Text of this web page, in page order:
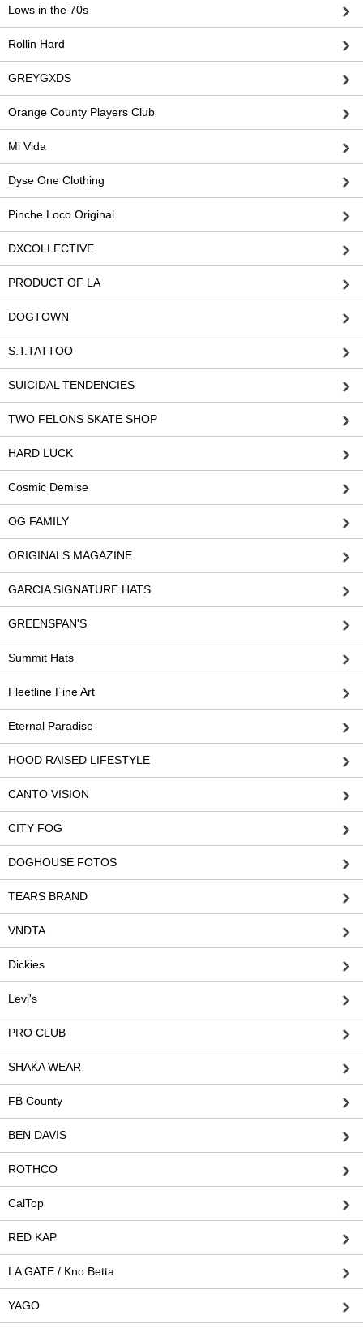
Lows in the 70s
Rollin Hard
GREYGXDS
Orange County Players Club
Mi Vida
Dyse One Clothing
Pinche Loco Original
DXCOLLECTIVE
PRODUCT OF LA
DOGTOWN
S.T.TATTOO
SUICIDAL TENDENCIES
TWO FELONS SKATE SHOP
HARD LUCK
Cosmic Demise
OG FAMILY
ORIGINALS MAGAZINE
GARCIA SIGNATURE HATS
GREENSPAN'S
Summit Hats
Fleetline Fine Art
Eternal Paradise
HOOD RAISED LIFESTYLE
CANTO VISION
CITY FOG
DOGHOUSE FOTOS
TEARS BRAND
VNDTA
Dickies
Levi's
PRO CLUB
SHAKA WEAR
FB County
BEN DAVIS
ROTHCO
CalTop
RED KAP
LA GATE / Kno Betta
YAGO